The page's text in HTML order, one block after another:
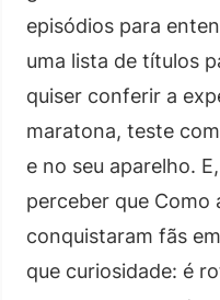
episódios para
uma lista de títulos
quiser conferir a
maratona, teste
e no seu aparelho.
perceber que Como
conquistaram fãs
que curiosidade: é